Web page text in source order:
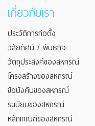
เกี่ยวกับเรา
ประวัติการก่อตั้ง
วิสัยทัศน์ / พันธกิจ
วัตถุประสงค์ของสหกรณ์
โครงสร้างของสหกรณ์
ข้อบังคับของสหกรณ์
ระเบียบของสหกรณ์
หลักเกณฑ์ของสหกรณ์